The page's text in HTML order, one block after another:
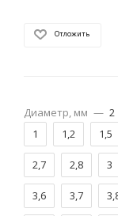
Отложить
Диаметр, мм — 2
1
1,2 1,5
2,7 2,8 3
3,6 3,7